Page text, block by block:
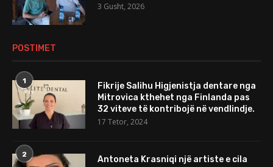
3 Gusht, 2026
POSTIMET
1
Fikrije Salihu Higjenistja dentare nga
Mitrovica kthehet nga Finlanda pas
32 viteve të kontribojë në vendlindje.
17 Tetor, 2024
2
Antoneta Krasniqi një artiste e cila